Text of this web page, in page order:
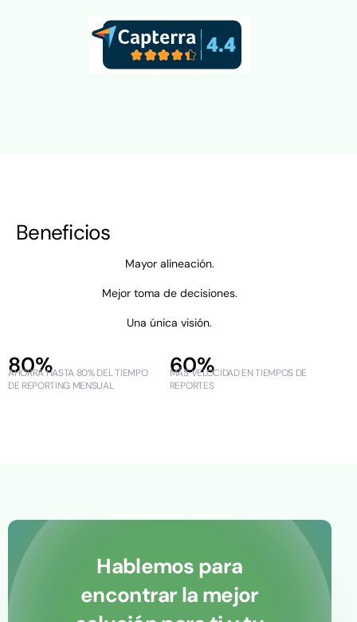
Beneficios
Mayor alineación.
Mejor toma de decisiones.
Una única visión.
80%
AHORRA HASTA 80% DEL TIEMPO
DE REPORTING MENSUAL
60%
MÁS VELOCIDAD EN TIEMPOS DE
REPORTES
Hablemos para
encontrar la mejor